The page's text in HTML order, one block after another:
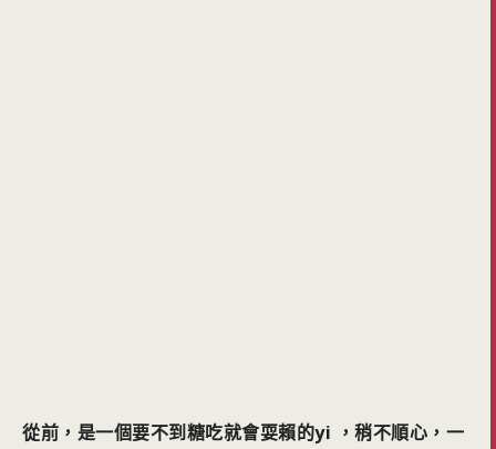
從前，是一個要不到糖吃就會耍賴的yi ，稍不順心，一